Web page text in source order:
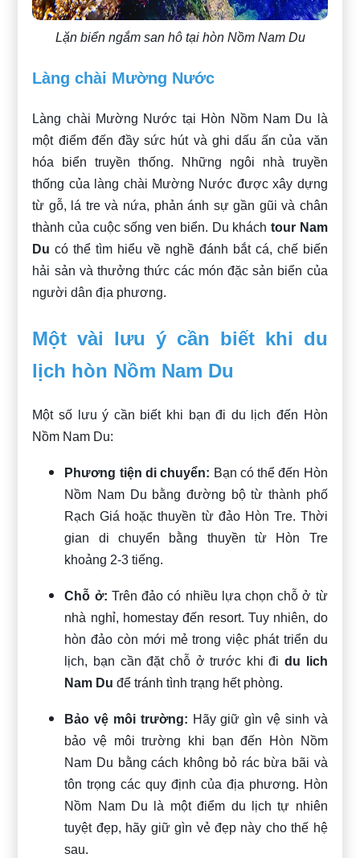
Lặn biển ngắm san hô tại hòn Nồm Nam Du
Làng chài Mường Nước
Làng chài Mường Nước tại Hòn Nồm Nam Du là
một điểm đến đầy sức hút và ghi dấu ấn của văn
hóa biển truyền thống. Những ngôi nhà truyền
thống của làng chài Mường Nước được xây dựng
từ gỗ, lá tre và nứa, phản ánh sự gần gũi và chân
thành của cuộc sống ven biển. Du kháchtour Nam
Du có thể tìm hiểu về nghề đánh bắt cá, chế biến
hải sản và thưởng thức các món đặc sản biển của
người dân địa phương.
Một vài lưu ý cần biết khi du
lịch hòn Nồm Nam Du
Một số lưu ý cần biết khi bạn đi du lịch đến Hòn
Nồm Nam Du:
Phương tiện di chuyển: Bạn có thể đến Hòn
Nồm Nam Du bằng đường bộ từ thành phố
Rạch Giá hoặc thuyền từ đảo Hòn Tre. Thời
gian di chuyển bằng thuyền từ Hòn Tre
khoảng 2-3 tiếng.
Chỗ ở: Trên đảo có nhiều lựa chọn chỗ ở từ
nhà nghỉ, homestay đến resort. Tuy nhiên, do
hòn đảo còn mới mẻ trong việc phát triển du
lịch, bạn cần đặt chỗ ở trước khi đidu lich
Nam Du để tránh tình trạng hết phòng.
Bảo vệ môi trường: Hãy giữ gìn vệ sinh và
bảo vệ môi trường khi bạn đến Hòn Nồm
Nam Du bằng cách không bỏ rác bừa bãi và
tôn trọng các quy định của địa phương. Hòn
Nồm Nam Du là một điểm du lịch tự nhiên
tuyệt đẹp, hãy giữ gìn vẻ đẹp này cho thế hệ
sau.